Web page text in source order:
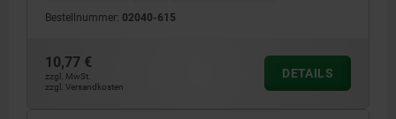
Bestellnummer: 02040-615
10,77 €
zzgl. MwSt.
zzgl. Versandkosten
DETAILS